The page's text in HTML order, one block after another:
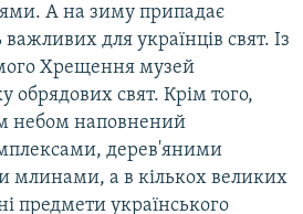
А на зиму припадає
важливих для українців свят. Із
Хрещення музей
обрядових свят. Крім того,
небом наповнений
дерев'яними
млинами, а в кількох великих
предмети українського